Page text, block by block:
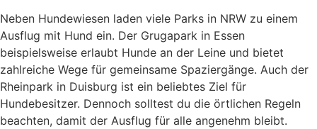
Neben Hundewiesen laden viele Parks in NRW zu einem
Ausflug mit Hund ein. Der Grugapark in Essen
beispielsweise erlaubt Hunde an der Leine und bietet
zahlreiche Wege für gemeinsame Spaziergänge. Auch der
Rheinpark in Duisburg ist ein beliebtes Ziel für
Hundebesitzer. Dennoch solltest du die örtlichen Regeln
beachten, damit der Ausflug für alle angenehm bleibt.